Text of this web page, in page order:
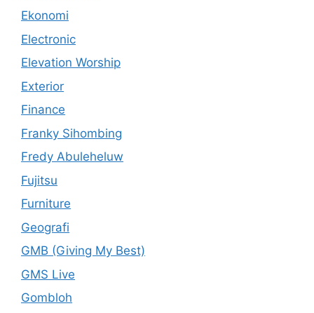
Ekonomi
Electronic
Elevation Worship
Exterior
Finance
Franky Sihombing
Fredy Abuleheluw
Fujitsu
Furniture
Geografi
GMB (Giving My Best)
GMS Live
Gombloh